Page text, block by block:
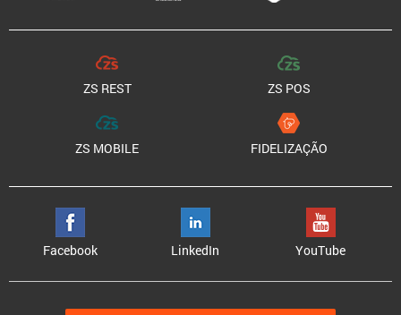
ZS REST ZS POS
ZS MOBILE FIDELIZAÇÃO
Facebook LinkedIn YouTube